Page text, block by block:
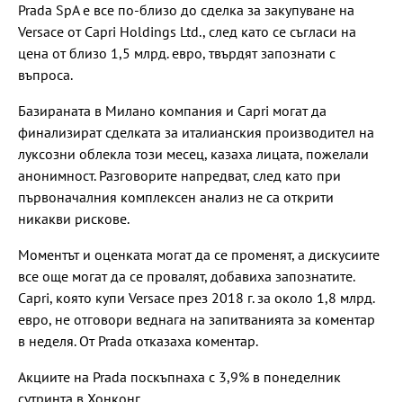
Prada SpA е все по-близо до сделка за закупуване на
Versace от Capri Holdings Ltd., след като се съгласи на
цена от близо 1,5 млрд. евро, твърдят запознати с
въпроса.
Базираната в Милано компания и Capri могат да
финализират сделката за италианския производител на
луксозни облекла този месец, казаха лицата, пожелали
анонимност. Разговорите напредват, след като при
първоначалния комплексен анализ не са открити
никакви рискове.
Моментът и оценката могат да се променят, а дискусиите
все още могат да се провалят, добавиха запознатите.
Capri, която купи Versace през 2018 г. за около 1,8 млрд.
евро, не отговори веднага на запитванията за коментар
в неделя. От Prada отказаха коментар.
Акциите на Prada поскъпнаха с 3,9% в понеделник
сутринта в Хонконг.